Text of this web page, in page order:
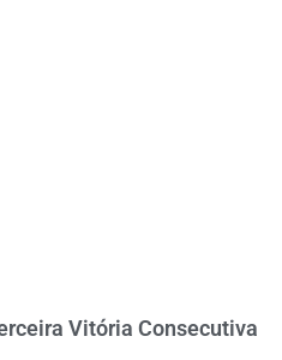
Vitória Consecutiva